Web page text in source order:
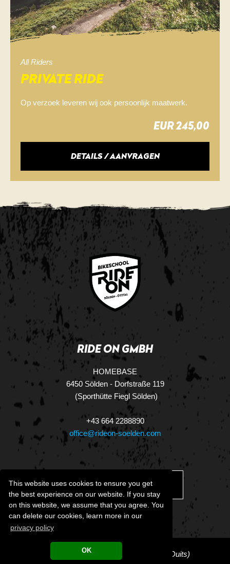
This website uses cookies to ensure you get
the best experience on our website. If you stay
on this website, we assume that you agree. You
can delete our cookies, learn more in our
privacy policy
OK
All Riders
PRIVATE RIDE
Op verzoek leveren wij ook persoonlijk maatwerk.
EUR 245,00
DETAILS / AANVRAGEN
RIDE ON GMBH
HOMEBASE
6450 Sölden - Dorfstraße 119
(Sporthütte Fiegl Sölden)
+43 664 2288890
office@rideon-soelden.com
DOWNLOAD.VCF
-Algemene voorwaarden (Duits)